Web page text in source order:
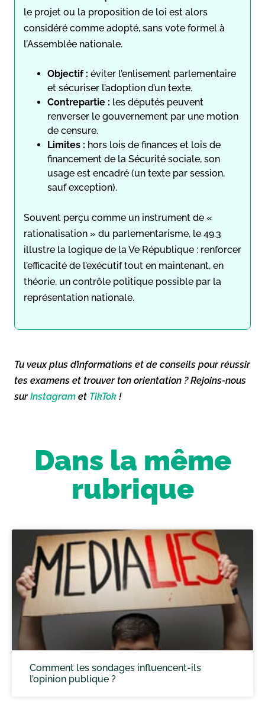
le projet ou la proposition de loi est alors
considéré comme adopté, sans vote formel à
l’Assemblée nationale.
Objectif : éviter l’enlisement parlementaire
et sécuriser l’adoption d’un texte.
Contrepartie : les députés peuvent
renverser le gouvernement par une motion
de censure.
Limites : hors lois de finances et lois de
financement de la Sécurité sociale, son
usage est encadré (un texte par session,
sauf exception).
Souvent perçu comme un instrument de «
rationalisation » du parlementarisme, le 49.3
illustre la logique de la Ve République : renforcer
l’efficacité de l’exécutif tout en maintenant, en
théorie, un contrôle politique possible par la
représentation nationale.
Tu veux plus d’informations et de conseils pour réussir
tes examens et trouver ton orientation ? Rejoins-nous
surInstagram et TikTok !
Dans la même
rubrique
Comment les sondages influencent-ils
l’opinion publique ?